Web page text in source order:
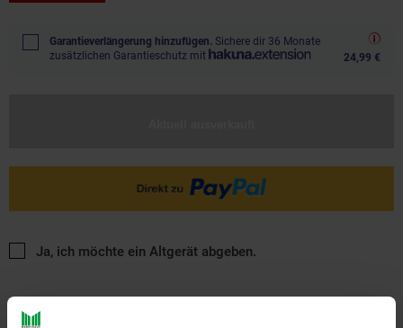
Garantieverlängerung hinzufügen. Sichere dir 36 Monate
zusätzlichen Garantieschutz mit
24,99 €
Ja, ich möchte ein Altgerät abgeben.